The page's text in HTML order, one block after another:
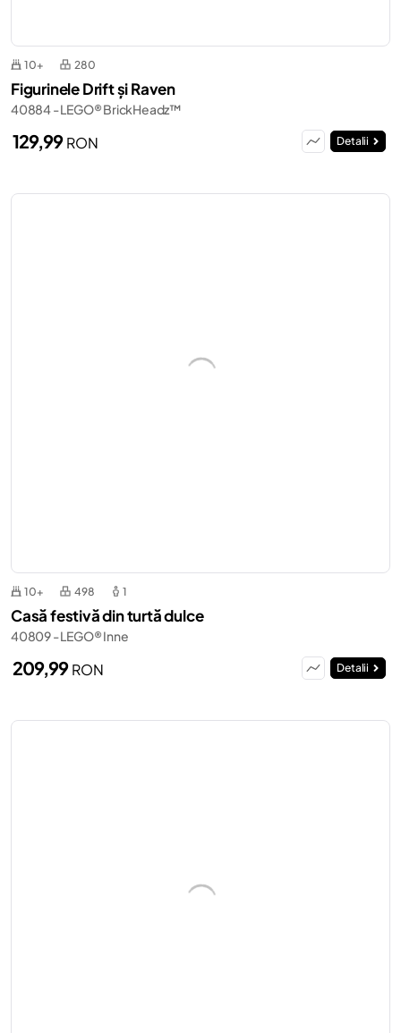
10+ 280
Figurinele Drift și Raven
40884 - LEGO® BrickHeadz™
129,99RON Detalii
10+ 498 1
Casă festivă din turtă dulce
40809 - LEGO® Inne
209,99RON Detalii